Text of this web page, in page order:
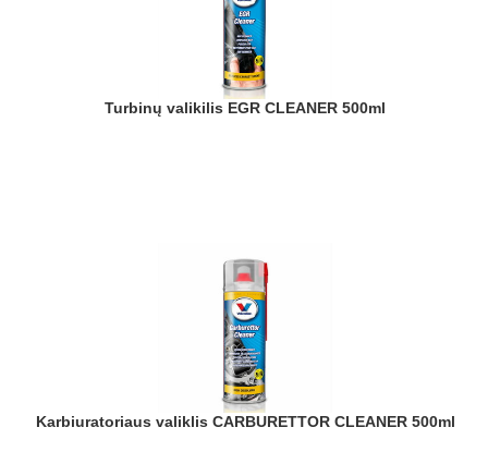
Turbinų valikilis EGR CLEANER 500ml
Karbiuratoriaus valiklis CARBURETTOR CLEANER 500ml